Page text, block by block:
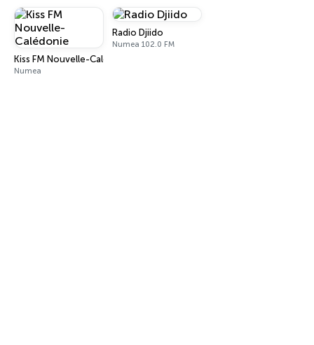
Kiss FM Nouvelle-Calédonie
Numea
Radio Djiido
Numea 102.0 FM